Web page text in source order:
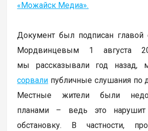
«Можайск Медиа».
Документ был подписан главой
Мордвинцевым 1 августа
мы рассказывали год назад,
сорвали публичные слушания по
Местные жители были
планами – ведь это нарушит
обстановку. В частности,